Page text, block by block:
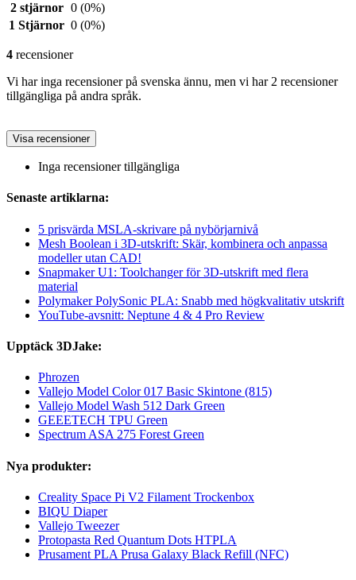
2 stjärnor 0 (0%)
1 Stjärnor 0 (0%)
4 recensioner
Vi har inga recensioner på svenska ännu, men vi har 2 recensioner
tillgängliga på andra språk.
Visa recensioner
Inga recensioner tillgängliga
Senaste artiklarna:
5 prisvärda MSLA-skrivare på nybörjarnivå
Mesh Boolean i 3D-utskrift: Skär, kombinera och anpassa
modeller utan CAD!
Snapmaker U1: Toolchanger för 3D-utskrift med flera
material
Polymaker PolySonic PLA: Snabb med högkvalitativ utskrift
YouTube-avsnitt: Neptune 4 & 4 Pro Review
Upptäck 3DJake:
Phrozen
Vallejo Model Color 017 Basic Skintone (815)
Vallejo Model Wash 512 Dark Green
GEEETECH TPU Green
Spectrum ASA 275 Forest Green
Nya produkter:
Creality Space Pi V2 Filament Trockenbox
BIQU Diaper
Vallejo Tweezer
Protopasta Red Quantum Dots HTPLA
Prusament PLA Prusa Galaxy Black Refill (NFC)